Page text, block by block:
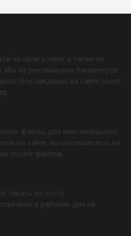
за свои услуги, а также не
Мы не рекламируем букмекеров
Все сведения на сайте носят
файлы, для максимального
на сайте, вы соглашаетесь на
cookie-файлов.
писать на почту
в рабочие дни на